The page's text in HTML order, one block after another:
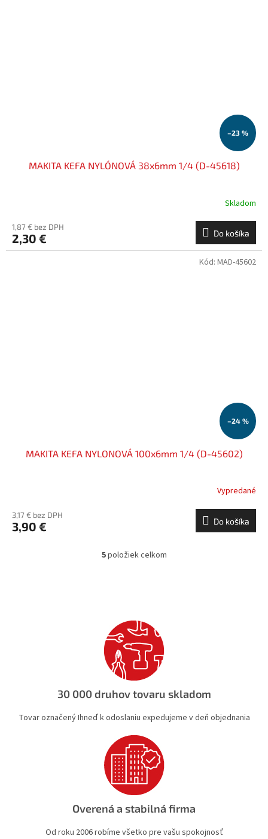
–23 %
MAKITA KEFA NYLÓNOVÁ 38x6mm 1/4 (D-45618)
Skladom
1,87 € bez DPH
2,30 € Do košíka
–24 %
MAKITA KEFA NYLONOVÁ 100x6mm 1/4 (D-45602)
Vypredané
3,17 € bez DPH
3,90 € Do košíka
Kód: MAD-45602
O
c
i
e
p
r
k
v
p
i
s
u
5položiek celkom
30 000 druhov tovaru skladom
Tovar označený Ihneď k odoslaniu expedujeme v deň objednania
Overená a stabilná firma
Od roku 2006 robíme všetko pre vašu spokojnosť